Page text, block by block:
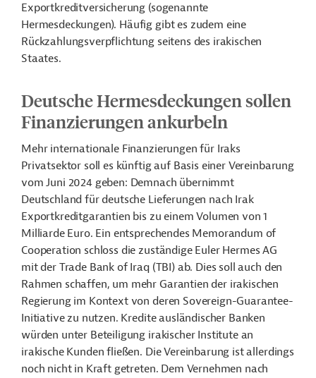
Exportkreditversicherung (sogenannte
Hermesdeckungen). Häufig gibt es zudem eine
Rückzahlungsverpflichtung seitens des irakischen
Staates.
Deutsche Hermesdeckungen sollen
Finanzierungen ankurbeln
Mehr internationale Finanzierungen für Iraks
Privatsektor soll es künftig auf Basis einer Vereinbarung
vom Juni 2024 geben: Demnach übernimmt
Deutschland für deutsche Lieferungen nach Irak
Exportkreditgarantien bis zu einem Volumen von 1
Milliarde Euro. Ein entsprechendes Memorandum of
Cooperation schloss die zuständige Euler Hermes AG
mit der Trade Bank of Iraq (TBI) ab. Dies soll auch den
Rahmen schaffen, um mehr Garantien der irakischen
Regierung im Kontext von deren Sovereign-Guarantee-
Initiative zu nutzen. Kredite ausländischer Banken
würden unter Beteiligung irakischer Institute an
irakische Kunden fließen. Die Vereinbarung ist allerdings
noch nicht in Kraft getreten. Dem Vernehmen nach